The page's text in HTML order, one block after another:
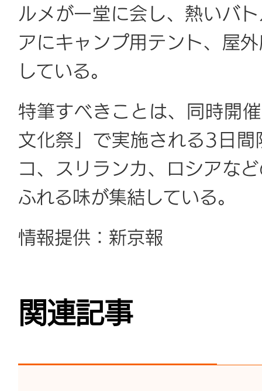
ルメが一堂に会し、熱いバ
アにキャンプ用テント、屋
している。
特筆すべきことは、同時開
文化祭」で実施される3日
コ、スリランカ、ロシアな
ふれる味が集結している。
情報提供：新京報
関連記事